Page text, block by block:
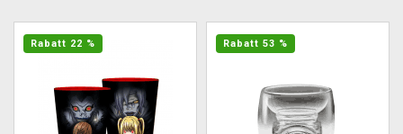
Rabatt 22 % Rabatt 53 %